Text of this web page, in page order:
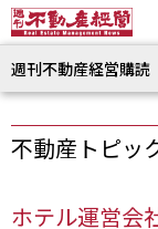
週刊不動産経営購読
不動産トピッ
ホテル運営会